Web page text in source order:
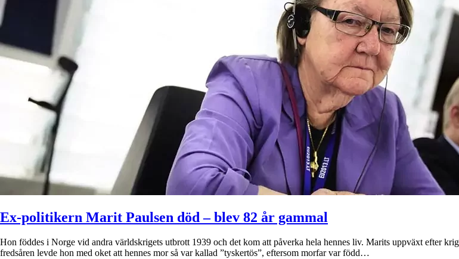
Ex-politikern Marit Paulsen död – blev 82 år gammal
Hon föddes i Norge vid andra världskrigets utbrott 1939 och det kom att påverka hela hennes liv. Marits uppväxt efter
fredsåren levde hon med oket att hennes mor så var kallad ”tyskertös”, eftersom morfar var född…